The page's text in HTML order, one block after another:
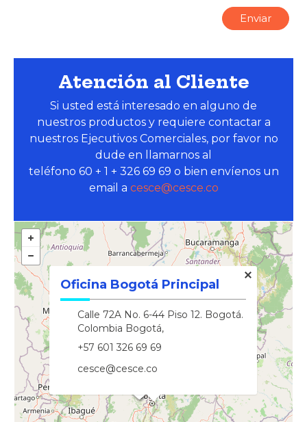
Cesce Colombia S.A. Compañía de Seguros
Enviar
Atención al Cliente
Si usted está interesado en alguno de
nuestros productos y requiere contactar a
nuestros Ejecutivos Comerciales, por favor no
dude en llamarnos al
teléfono 60 + 1 + 326 69 69 o bien envíenos un
email a cesce@cesce.co
Oficina Bogotá Principal
Calle 72A No. 6-44 Piso 12. Bogotá.
Colombia Bogotá,
+57 601 326 69 69
cesce@cesce.co